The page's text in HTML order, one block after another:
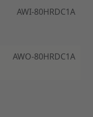
AWI-80HRDC1A
AWO-80HRDC1A